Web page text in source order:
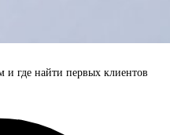
и где найти первых клиентов